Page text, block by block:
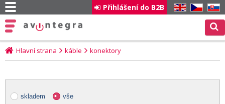
EN CZ SK
Přihlášení do B2B
Hlavní strana káble konektory
skladem vše